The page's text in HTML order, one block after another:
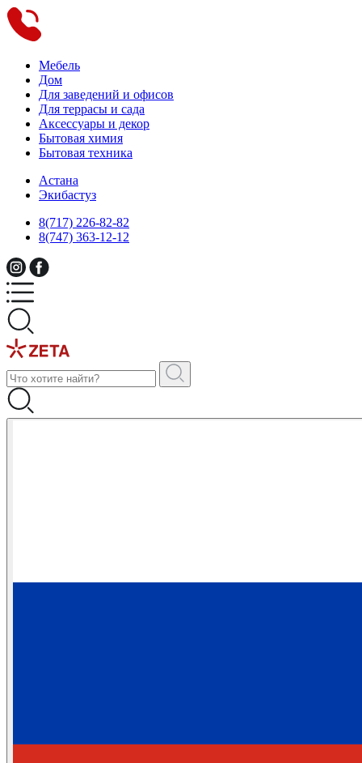
Мебель
Дом
Для заведений и офисов
Для террасы и сада
Аксессуары и декор
Бытовая химия
Бытовая техника
Астана
Экибастуз
8(717) 226-82-82
8(747) 363-12-12